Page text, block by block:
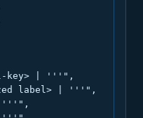
key> | '''",
label> | '''",